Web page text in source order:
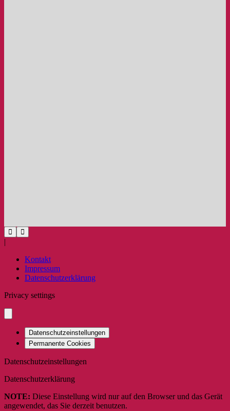
|
Kontakt
Impressum
Datenschutzerklärung
Privacy settings
Datenschutzeinstellungen
Permanente Cookies
Datenschutzeinstellungen
Datenschutzerklärung
NOTE: Diese Einstellung wird nur auf den Browser und das Gerät
angewendet, das Sie derzeit benutzen.